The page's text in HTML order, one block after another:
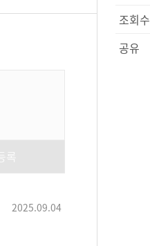
조회수
공유
2025.09.04